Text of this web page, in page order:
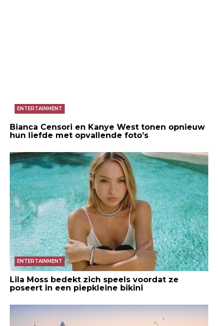
ENTERTAINMENT
Bianca Censori en Kanye West tonen opnieuw
hun liefde met opvallende foto’s
ENTERTAINMENT
Lila Moss bedekt zich speels voordat ze
poseert in een piepkleine bikini